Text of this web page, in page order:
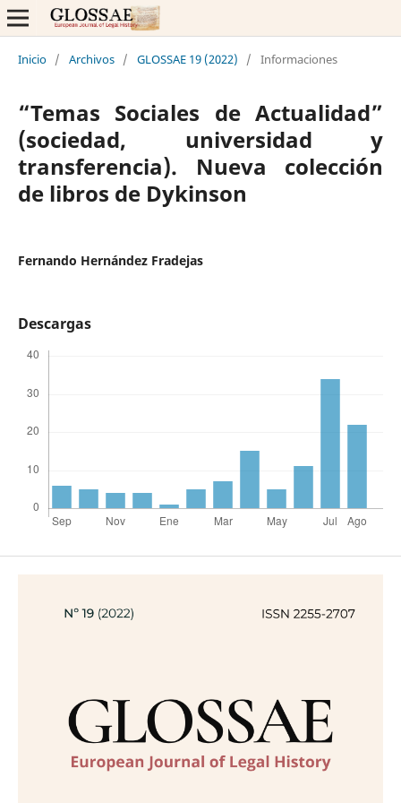
Inicio / Archivos / GLOSSAE 19 (2022) / Informaciones
“Temas Sociales de Actualidad”
(sociedad, universidad y
transferencia). Nueva colección
de libros de Dykinson
Fernando Hernández Fradejas
Descargas